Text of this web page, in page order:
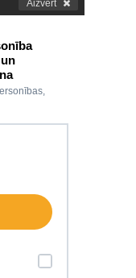
Aizvērt
,